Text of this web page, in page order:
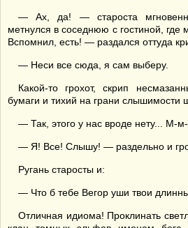
— Ах, да! — староста
метнулся в соседнюю с гостиной,
Вспомнил, есть! — раздался оттуда
— Неси все сюда, я сам выберу.
Какой-то грохот, скрип
бумаги и тихий на грани слышимости
— Так, этого у нас вроде нету... М-
— Я! Все! Слышу! — раздельно и
Ругань старосты и:
— Что б тебе Вегор уши твои
Отличная идиома! Проклинать